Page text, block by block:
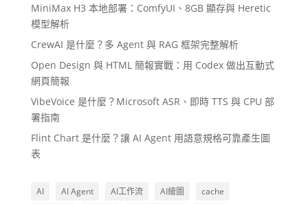
MiniMax H3 本地部署：ComfyUI、8GB 顯存與 Heretic
模型解析
CrewAI 是什麼？多 Agent 與 RAG 框架完整解析
Open Design 與 HTML 簡報實戰：用 Codex 做出互動式
網頁簡報
VibeVoice 是什麼？Microsoft ASR、即時 TTS 與 CPU 部
署指南
Flint Chart 是什麼？讓 AI Agent 用語意規格可靠產生圖
表
AI AI Agent AI工作流 AI繪圖
cache